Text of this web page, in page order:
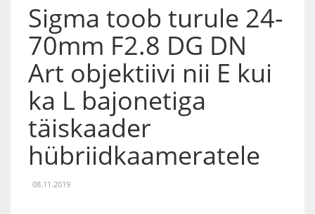
Sigma toob turule 24-
70mm F2.8 DG DN
Art objektiivi nii E kui
ka L bajonetiga
täiskaader
hübriidkaameratele
08.11.2019